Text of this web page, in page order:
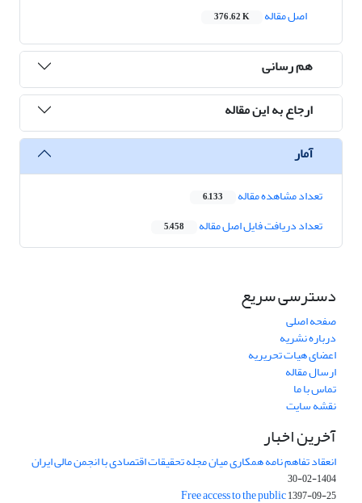
اصل مقاله
376.62 K
هم رسانی
ارجاع به این مقاله
آمار
تعداد مشاهده مقاله 6,133
تعداد دریافت فایل اصل مقاله 5,458
دسترسی سریع
صفحه اصلی
درباره نشریه
اعضای هیات تحریریه
ارسال مقاله
تماس با ما
نقشه سایت
آخرین اخبار
انعقاد تفاهم نامه همکاری میان مجله تحقیقات اقتصادی با انجمن مالی ایران
1404-02-30
Free access to the public1397-09-25